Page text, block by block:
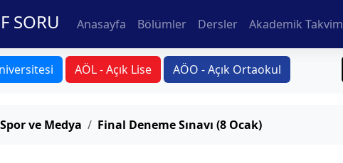
SORU Anasayfa Bölümler Dersler Akademik Takvim
AÖL - Açık Lise AÖO - Açık Ortaokul
Spor ve Medya Final Deneme Sınavı (8 Ocak)